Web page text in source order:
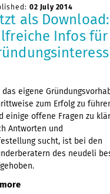
02 July 2014
als Download:
Infos
das eigene
zum Erfolg zu
einige offene Fragen zu
Antworten und
sucht, ist bei den
des neudeli
more